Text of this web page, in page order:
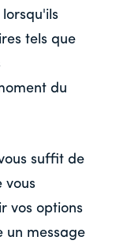
tels que
du
suffit de
vous
vos options
un message